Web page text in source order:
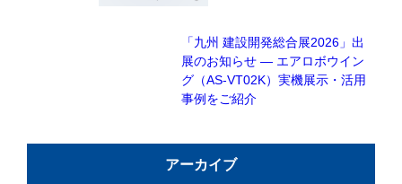
「九州 建設開発総合展2026」出
展のお知らせ — エアロボウイン
グ（AS-VT02K）実機展示・活用
事例をご紹介
アーカイブ